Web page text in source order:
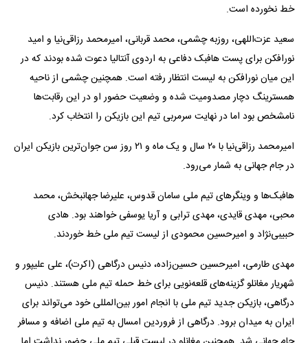
خط نخورده است.
سعید عزت‌اللهی، روزبه چشمی، محمد قربانی، امیرمحمد رزاقی‌نیا و امید
نورافکن برای پست هافبک دفاعی به اردوی آنتالیا دعوت شده بودند که در
این میان نورافکن به لیست انتظار رفته است. همچنین چشمی از ناحیه
همسترینگ دچار مصدومیت شده و وضعیت حضور او در این رقابت‌ها
نامشخص بود اما در نهایت سرمربی تیم این بازیکن را انتخاب کرد.
امیرمحمد رزاقی‌نیا با ۲۰ سال و یک ماه و ۲۱ روز سن جوان‌ترین بازیکن ایران
در جام جهانی به شمار می‌رود.
هافبک‌ها و وینگرهای تیم ملی سامان قدوس، علیرضا جهانبخش، محمد
محبی، مهدی قایدی، مهدی ترابی و آریا یوسفی خواهند بود. هادی
حبیبی‌نژاد و امیرحسین محمودی از لیست تیم ملی خط خوردند.
مهدی طارمی، امیرحسین حسین‌زاده، دنیس درگاهی (اکرت)، علی علیپور و
شهریار مغانلو گزینه‌های قلعه‌نویی برای خط حمله تیم ملی هستند. دنیس
درگاهی، بازیکن جدید تیم ملی با انجام امور بین‌المللی خود می‌تواند برای
ایران به میدان برود. درگاهی از فروردین امسال به تیم ملی اضافه و مسافر